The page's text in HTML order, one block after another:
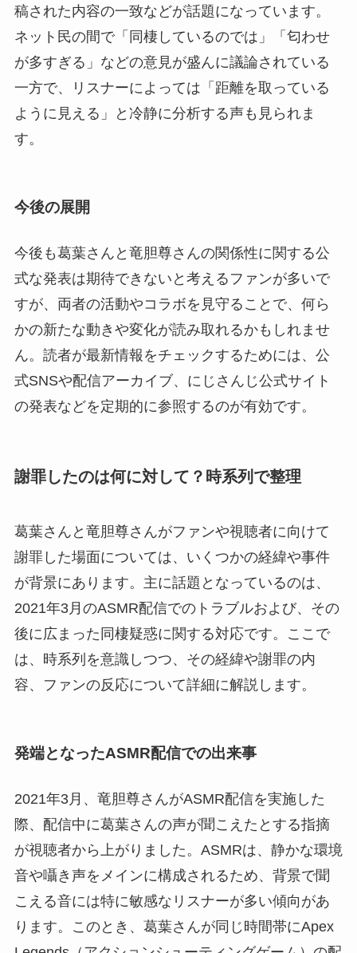
稿された内容の一致などが話題になっています。
ネット民の間で「同棲しているのでは」「匂わせ
が多すぎる」などの意見が盛んに議論されている
一方で、リスナーによっては「距離を取っている
ように見える」と冷静に分析する声も見られま
す。
今後の展開
今後も葛葉さんと竜胆尊さんの関係性に関する公
式な発表は期待できないと考えるファンが多いで
すが、両者の活動やコラボを見守ることで、何ら
かの新たな動きや変化が読み取れるかもしれませ
ん。読者が最新情報をチェックするためには、公
式SNSや配信アーカイブ、にじさんじ公式サイト
の発表などを定期的に参照するのが有効です。
謝罪したのは何に対して？時系列で整理
葛葉さんと竜胆尊さんがファンや視聴者に向けて
謝罪した場面については、いくつかの経緯や事件
が背景にあります。主に話題となっているのは、
2021年3月のASMR配信でのトラブルおよび、その
後に広まった同棲疑惑に関する対応です。ここで
は、時系列を意識しつつ、その経緯や謝罪の内
容、ファンの反応について詳細に解説します。
発端となったASMR配信での出来事
2021年3月、竜胆尊さんがASMR配信を実施した
際、配信中に葛葉さんの声が聞こえたとする指摘
が視聴者から上がりました。ASMRは、静かな環境
音や囁き声をメインに構成されるため、背景で聞
こえる音には特に敏感なリスナーが多い傾向があ
ります。このとき、葛葉さんが同じ時間帯にApex